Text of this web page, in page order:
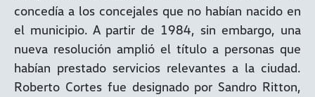
concedía a los concejales que no habían nacido en
el municipio. A partir de 1984, sin embargo, una
nueva resolución amplió el título a personas que
habían prestado servicios relevantes a la ciudad.
Roberto Cortes fue designado por Sandro Ritton,